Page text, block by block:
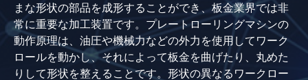
まな形状の部品を成形することができ、板金業界では非
常に重要な加工装置です。プレートローリングマシンの
動作原理は、油圧や機械力などの外力を使用してワーク
ロールを動かし、それによって板金を曲げたり、丸めた
りして形状を整えることです。形状の異なるワークロー